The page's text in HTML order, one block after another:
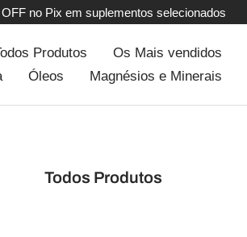
no Pix em suplementos selecionados
Produtos Os Mais vendidos
Óleos Magnésios e Minerais
Todos Produtos